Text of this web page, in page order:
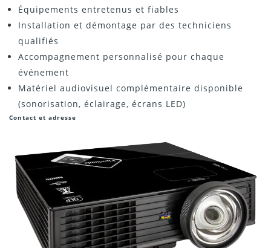
Équipements entretenus et fiables
Installation et démontage par des techniciens
qualifiés
Accompagnement personnalisé pour chaque
événement
Matériel audiovisuel complémentaire disponible
(sonorisation, éclairage, écrans LED)
Contact et adresse